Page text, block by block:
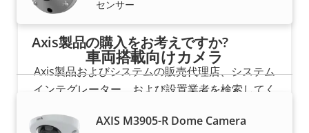
センサー
車両搭載向けカメラ
AXIS M3905-R Dome Camera
Axis製品の購入をお考えですか?
Axis製品およびシステムの販売代理店、システム
インテグレーター、および設置業者を検索してく